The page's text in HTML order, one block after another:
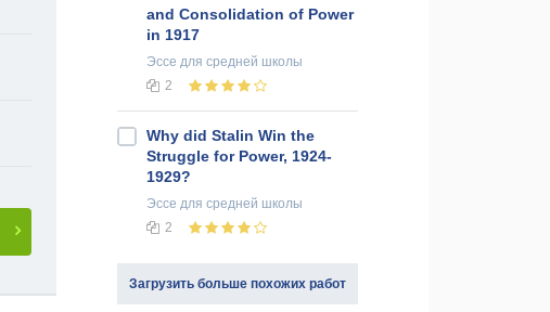
and Consolidation of Power
in 1917
Эссе для средней школы
2
Why did Stalin Win the
Struggle for Power, 1924-
1929?
Эссе для средней школы
2
Загрузить больше похожих работ